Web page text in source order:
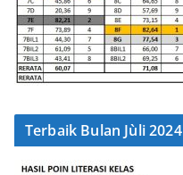
Terbaik Bulan Jùli 2024